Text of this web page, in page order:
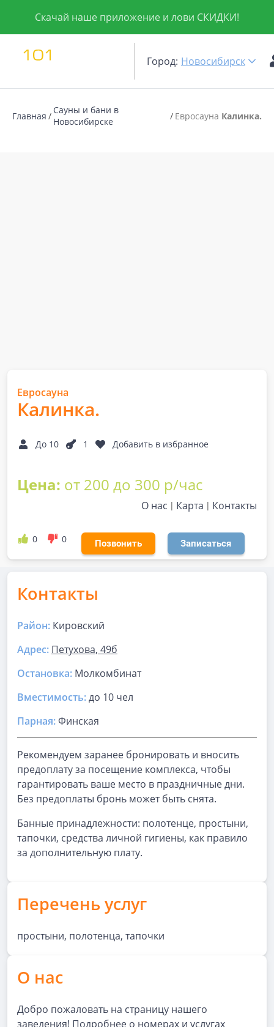
Скачай наше приложение и лови СКИДКИ!
Город: Новосибирск
Главная
Сауны и бани в
Новосибирске
Евросауна Калинка.
Евросауна
Калинка.
До 10 1 Добавить в избранное
Цена: от 200 до 300 р/час
О нас Карта Контакты
0 0 Позвонить Записаться
Контакты
Район: Кировский
Адрес: Петухова, 49б
Остановка: Молкомбинат
Вместимость:до 10 чел
Парная:Финская
Рекомендуем заранее бронировать и вносить
предоплату за посещение комплекса, чтобы
гарантировать ваше место в праздничные дни.
Без предоплаты бронь может быть снята.
Банные принадлежности: полотенце, простыни,
тапочки, средства личной гигиены, как правило
за дополнительную плату.
Перечень услуг
простыни, полотенца, тапочки
О нас
Добро пожаловать на страницу нашего
заведения! Подробнее о номерах и услугах